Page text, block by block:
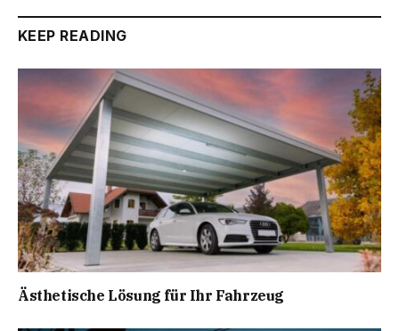
KEEP READING
Ästhetische Lösung für Ihr Fahrzeug